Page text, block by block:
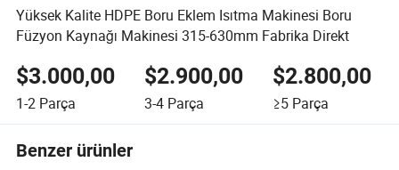
Yüksek Kalite HDPE Boru Eklem Isıtma Makinesi Boru
Füzyon Kaynağı Makinesi 315-630mm Fabrika Direkt
$3.000,00
1-2 Parça
$2.900,00
3-4Parça
$2.800,00
≥5Parça
Benzer ürünler